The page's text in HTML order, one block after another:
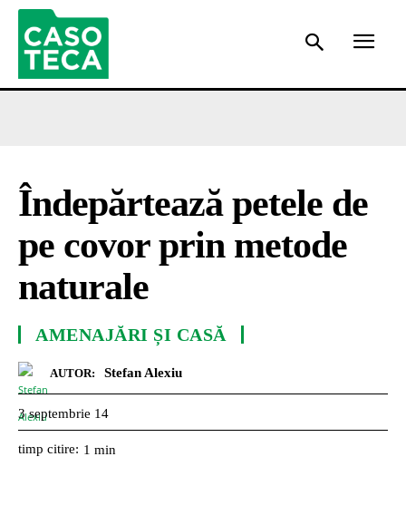
Îndepărtează petele de
pe covor prin metode
naturale
AMENAJĂRI ȘI CASĂ
AUTOR: Stefan Alexiu
3 septembrie 14
timp citire: 1 min